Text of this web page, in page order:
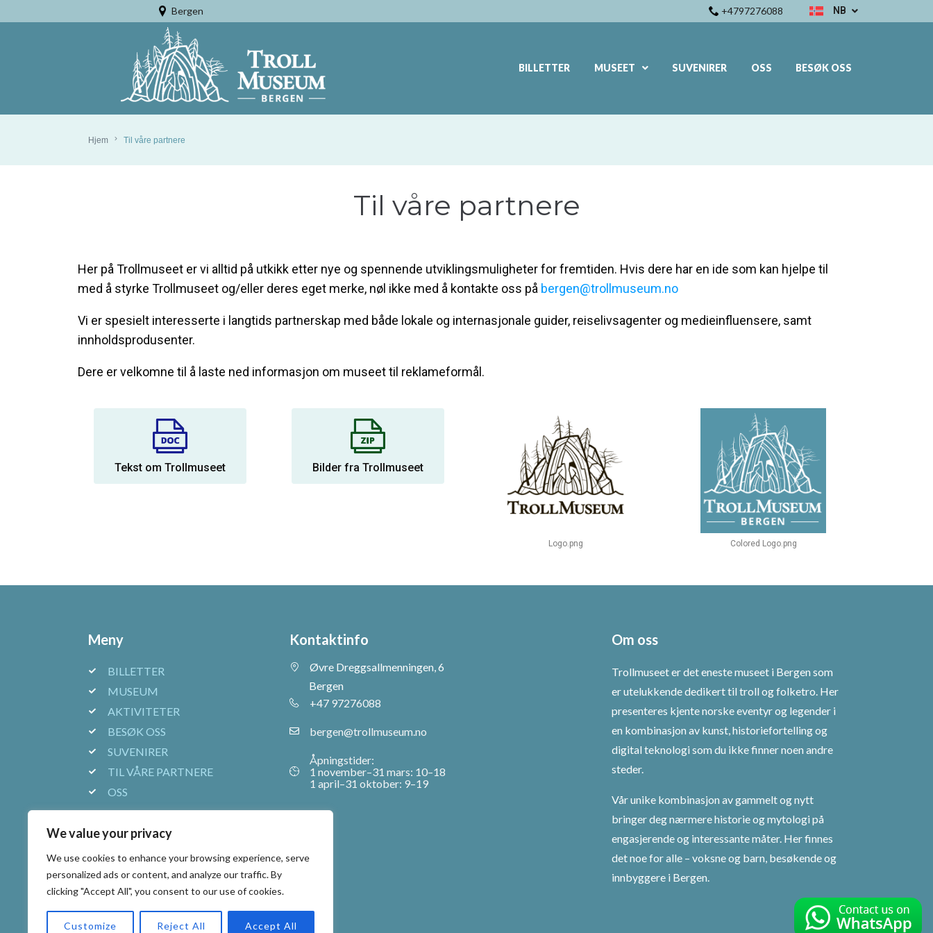
We value your privacy
We use cookies to enhance your browsing experience, serve
personalized ads or content, and analyze our traffic. By
clicking "Accept All", you consent to our use of cookies.
Customize Reject All Accept All
Bergen
Tromsø
+4797276088
NB
NL
BILLETTER MUSEET SUVENIRER OSS BESØK OSS
Hjem Til våre partnere
Til våre partnere
Her på Trollmuseet er vi alltid på utkikk etter nye og spennende utviklingsmuligheter for fremtiden. Hvis dere har en ide som kan hjelpe til
med å styrke Trollmuseet og/eller deres eget merke, nøl ikke med å kontakte oss på bergen@trollmuseum.no
Vi er spesielt interesserte i langtids partnerskap med både lokale og internasjonale guider, reiselivsagenter og medieinfluensere, samt
innholdsprodusenter.
Dere er velkomne til å laste ned informasjon om museet til reklameformål.
Tekst om Trollmuseet Bilder fra Trollmuseet
Logo.png Colored Logo.png
Meny
BILLETTER
MUSEUM
AKTIVITETER
BESØK OSS
SUVENIRER
TIL VÅRE PARTNERE
OSS
Kontaktinfo
Øvre Dreggsallmenningen, 6
Bergen
+47 97276088
bergen@trollmuseum.no
Åpningstider:
1 november–31 mars: 10–18
1 april–31 oktober: 9–19
Om oss
Trollmuseet er det eneste museet i Bergen som
er utelukkende dedikert til troll og folketro. Her
presenteres kjente norske eventyr og legender i
en kombinasjon av kunst, historiefortelling og
digital teknologi som du ikke finner noen andre
steder.
Vår unike kombinasjon av gammelt og nytt
bringer deg nærmere historie og mytologi på
engasjerende og interessante måter. Her finnes
det noe for alle – voksne og barn, besøkende og
innbyggere i Bergen.